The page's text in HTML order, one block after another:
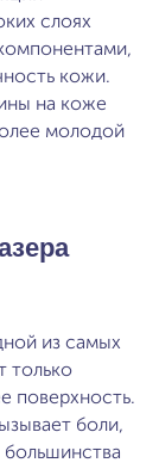
слоях
кожи.
на коже
молодой
из самых
только
поверхность.
боли,